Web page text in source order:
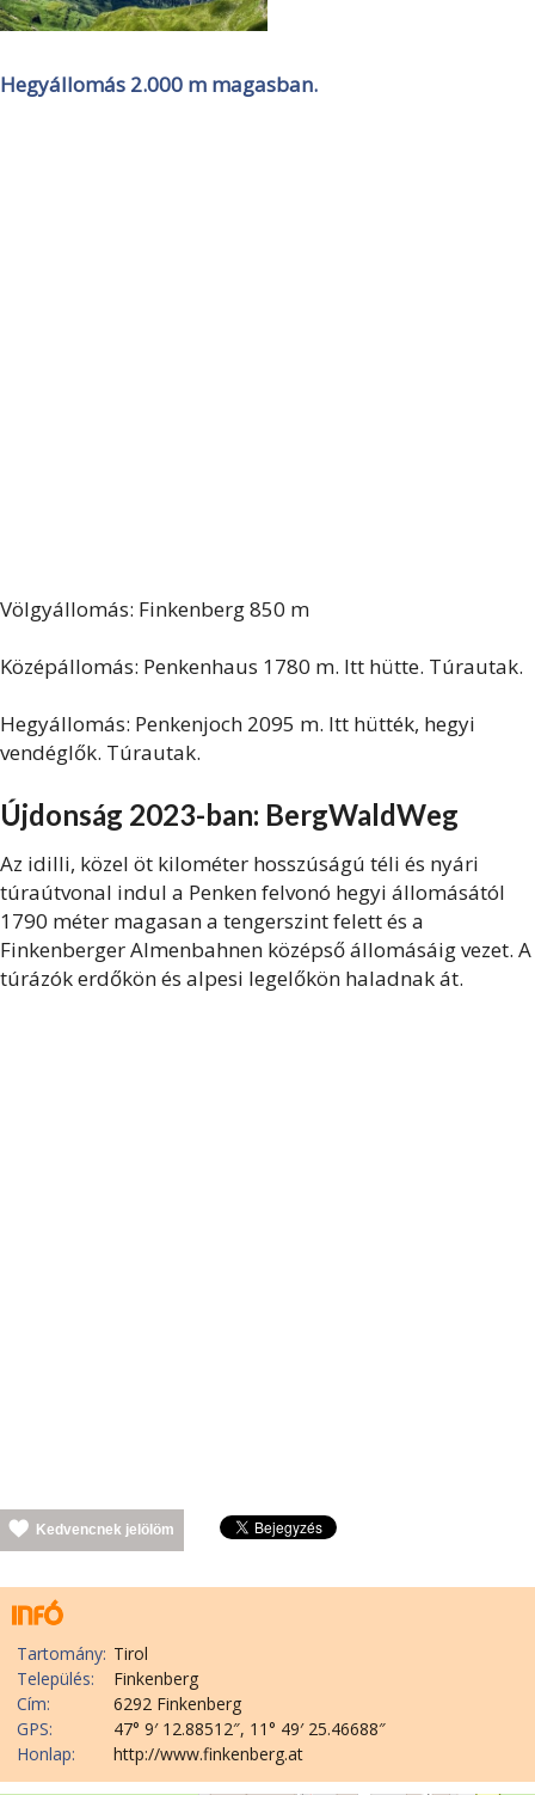
Hegyállomás 2.000 m magasban.
Völgyállomás: Finkenberg 850 m
Középállomás: Penkenhaus 1780 m. Itt hütte. Túrautak.
Hegyállomás: Penkenjoch 2095 m. Itt hütték, hegyi
vendéglők. Túrautak.
Újdonság 2023-ban: BergWaldWeg
Az idilli, közel öt kilométer hosszúságú téli és nyári
túraútvonal indul a Penken felvonó hegyi állomásától
1790 méter magasan a tengerszint felett és a
Finkenberger Almenbahnen középső állomásáig vezet. A
túrázók erdőkön és alpesi legelőkön haladnak át.
Kedvencnek jelölöm
Tartomány: Tirol
Település:
Finkenberg
Cím:
6292 Finkenberg
GPS:
47° 9′ 12.88512″, 11° 49′ 25.46688″
Honlap:
http://www.finkenberg.at